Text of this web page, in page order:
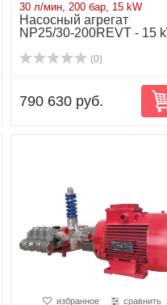
30 л/мин, 200 бар, 15 kW
Насосный агрегат
NP25/30-200REVT - 15
(0)
790 630 руб.
избранное сравнить